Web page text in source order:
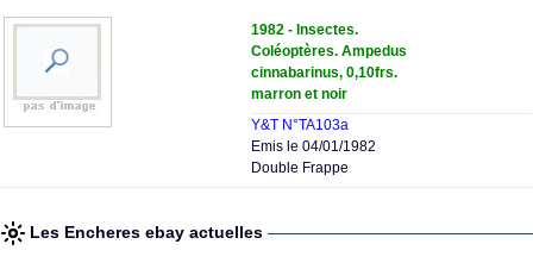
1982 - Insectes.
Coléoptères. Ampedus
cinnabarinus, 0,10frs.
marron et noir
Y&T N°TA103a
Emis le 04/01/1982
Double Frappe
Les Encheres ebay actuelles